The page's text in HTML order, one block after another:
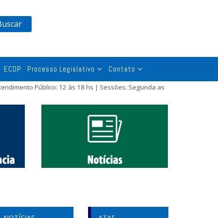
ECDP Processo Legislativo Contato
Público: 12 às 18 hs | Sessões: Segunda as